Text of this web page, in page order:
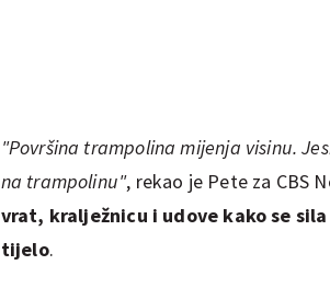
"Površina trampolina mijenja visinu.
na trampolinu", rekao je Pete za CBS
vrat, kralježnicu i udove kako se
tijelo.